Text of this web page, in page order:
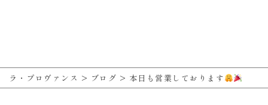
ラ・プロヴァンス > ブログ > 本日も営業しております